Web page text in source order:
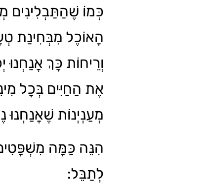
כְּמוֹ שֶׁהַתַּבְלִינִים
הָאוֹכֶל מִבְּחִינַת
וְרֵיחוֹת כָּךְ אֲנַחְנוּ
אֶת הַחַיִּים בְּכָל
מְעַנְיְנוֹת שֶׁאֲנַחְנוּ
הִנֵּה כַּמָּה
לְתַבֵּל: